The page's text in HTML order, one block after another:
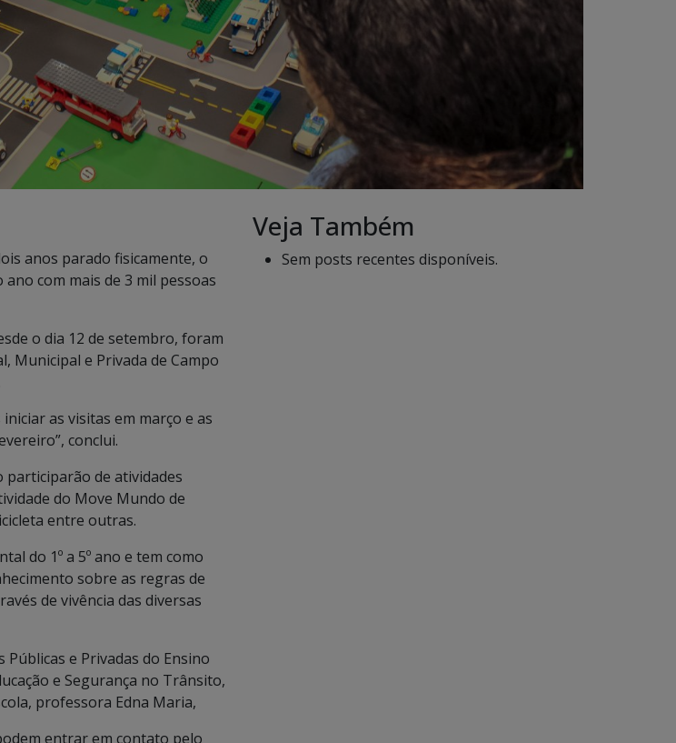
anos parado fisicamente, o
com mais de 3 mil pessoas
o dia 12 de setembro, foram
Municipal e Privada de Campo
as visitas em março e as
conclui.
participarão de atividades
do Move Mundo de
entre outras.
do 1º a 5º ano e tem como
sobre as regras de
de vivência das diversas
e Privadas do Ensino
e Segurança no Trânsito,
professora Edna Maria,
entrar em contato pelo
Veja Também
Sem posts recentes disponíveis.